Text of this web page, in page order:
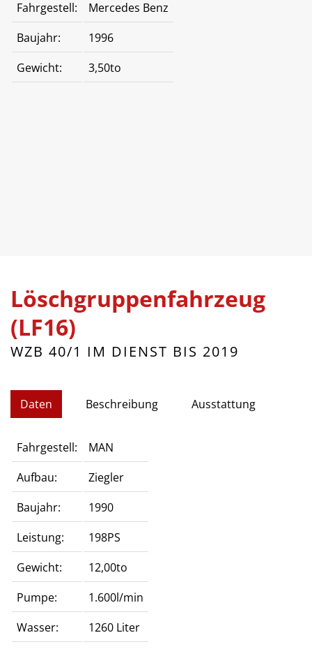
Fahrgestell:
Mercedes Benz
Baujahr:
1996
Gewicht:
3,50to
Löschgruppenfahrzeug
(LF16)
WZB 40/1 IM DIENST BIS 2019
Daten Beschreibung Ausstattung
Fahrgestell:
MAN
Aufbau:
Ziegler
Baujahr:
1990
Leistung:
198PS
Gewicht:
12,00to
Pumpe:
1.600l/min
Wasser:
1260 Liter